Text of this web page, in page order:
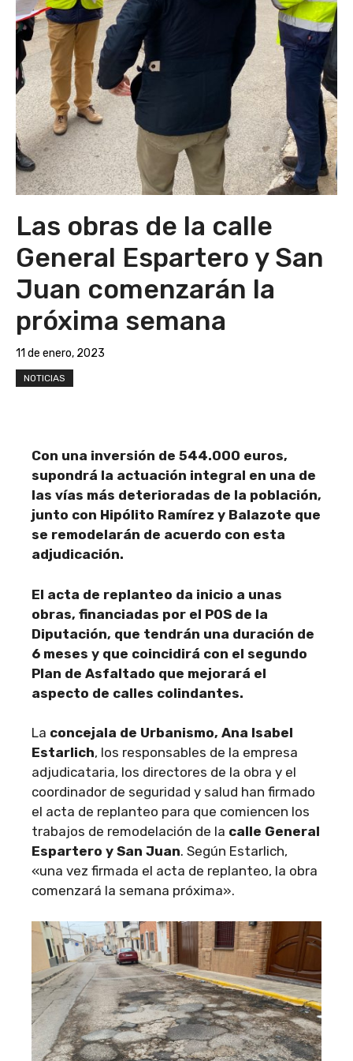
Las obras de la calle
General Espartero y San
Juan comenzarán la
próxima semana
11 de enero, 2023
NOTICIAS
Con una inversión de 544.000 euros,
supondrá la actuación integral en una de
las vías más deterioradas de la población,
junto con Hipólito Ramírez y Balazote que
se remodelarán de acuerdo con esta
adjudicación.
El acta de replanteo da inicio a unas
obras, financiadas por el POS de la
Diputación, que tendrán una duración de
6 meses y que coincidirá con el segundo
Plan de Asfaltado que mejorará el
aspecto de calles colindantes.
La concejala de Urbanismo, Ana Isabel
Estarlich, los responsables de la empresa
adjudicataria, los directores de la obra y el
coordinador de seguridad y salud han firmado
el acta de replanteo para que comiencen los
trabajos de remodelación de la calle General
Espartero y San Juan. Según Estarlich,
«una vez firmada el acta de replanteo, la obra
comenzará la semana próxima».